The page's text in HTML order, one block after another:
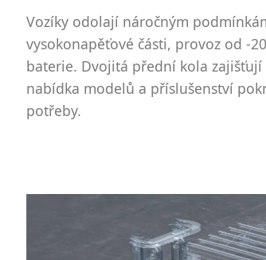
Vozíky odolají náročným
vysokonapěťové části, provoz od -
baterie. Dvojitá přední kola
nabídka modelů a příslušenství
potřeby.